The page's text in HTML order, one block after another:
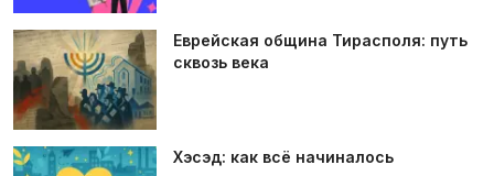
Еврейская община Тирасполя: путь
сквозь века
Хэсэд: как всё начиналось